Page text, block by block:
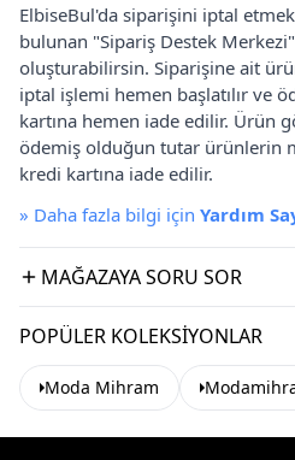
ElbiseBul'da siparişini iptal
bulunan "Sipariş Destek
oluşturabilirsin. Siparişine ait
iptal işlemi hemen başlatılır ve
kartına hemen iade edilir. Ürün
ödemiş olduğun tutar ürünlerin
kredi kartına iade edilir.
» Daha fazla bilgi için Yardım
MAĞAZAYA SORU SOR
POPÜLER KOLEKSIYONLAR
Moda Mihram